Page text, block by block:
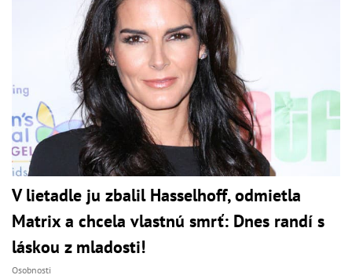
V lietadle ju zbalil Hasselhoff, odmietla
Matrix a chcela vlastnú smrť: Dnes randí s
láskou z mladosti!
Osobnosti